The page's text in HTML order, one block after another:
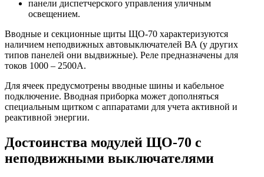
панели диспетчерского управления уличным
освещением.
Вводные и секционные щиты ЩО-70 характеризуются
наличием неподвижных автовыключателей ВА (у других
типов панелей они выдвижные). Реле предназначены для
токов 1000 – 2500А.
Для ячеек предусмотрены вводные шины и кабельное
подключение. Вводная приборка может дополняться
специальным щитком с аппаратами для учета активной и
реактивной энергии.
Достоинства модулей ЩО-70 с
неподвижными выключателями